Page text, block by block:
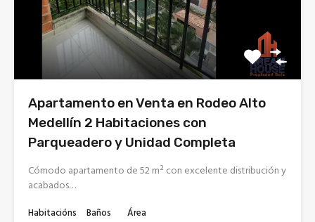
Apartamento en Venta en Rodeo Alto
Medellín 2 Habitaciones con
Parqueadero y Unidad Completa
Cómodo apartamento de 52 m² con excelente distribución y
acabados…
Habitacións
Baños
Área